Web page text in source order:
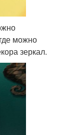
можно
зеркал.